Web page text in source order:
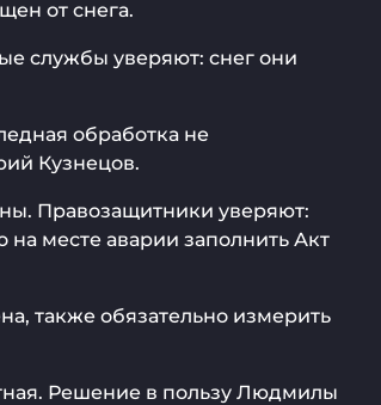
от снега.
службы уверяют: снег они
обработка не
Кузнецов.
Правозащитники уверяют:
месте аварии заполнить Акт
также обязательно измерить
Решение в пользу Людмилы